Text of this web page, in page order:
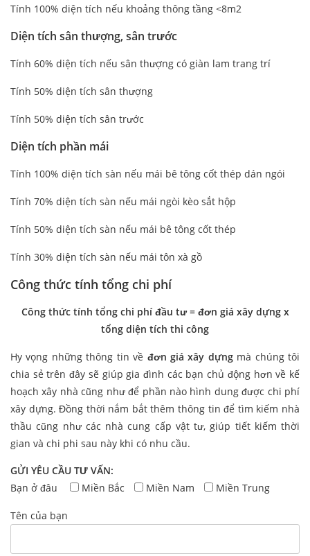
Tính 100% diện tích nếu khoảng thông tầng <8m2
Diện tích sân thượng, sân trước
Tính 60% diện tích nếu sân thượng có giàn lam trang trí
Tính 50% diện tích sân thượng
Tính 50% diện tích sân trước
Diện tích phần mái
Tính 100% diện tích sàn nếu mái bê tông cốt thép dán ngói
Tính 70% diện tích sàn nếu mái ngòi kèo sắt hộp
Tính 50% diện tích sàn nếu mái bê tông cốt thép
Tính 30% diện tích sàn nếu mái tôn xà gồ
Công thức tính tổng chi phí
Công thức tính tổng chi phí đầu tư = đơn giá xây dựng x
tổng diện tích thi công
Hy vọng những thông tin về đơn giá xây dựngmà chúng tôi
chia sẻ trên đây sẽ giúp gia đình các bạn chủ động hơn về kế
hoạch xây nhà cũng như để phần nào hình dung được chi phí
xây dựng. Đồng thời nắm bắt thêm thông tin để tìm kiếm nhà
thầu cũng như các nhà cung cấp vật tư, giúp tiết kiếm thời
gian và chi phi sau này khi có nhu cầu.
GỬI YÊU CẦU TƯ VẤN:
Bạn ở đâu
Miền Bắc Miền Nam Miền Trung
Tên của bạn